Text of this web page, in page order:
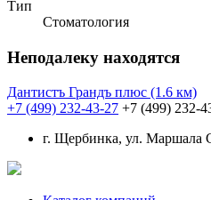
Тип
Стоматология
Неподалеку находятся
Дантистъ Грандъ плюс (1.6 км)
+7 (499) 232-43-27 +7 (499) 232-
г. Щербинка, ул. Маршала